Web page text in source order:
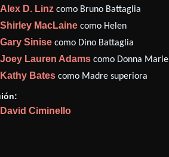
Alex D. Linz como Bruno Battaglia
Shirley MacLaine como Helen
Gary Sinise como Dino Battaglia
Joey Lauren Adams como Donna Marie
Kathy Bates como Madre superiora
David Ciminello